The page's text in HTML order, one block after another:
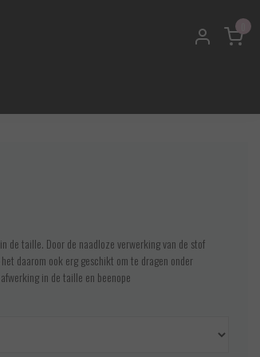
de taille. Door de naadloze verwerking van de stof
daarom ook erg geschikt om te dragen onder
in de taille en beenope